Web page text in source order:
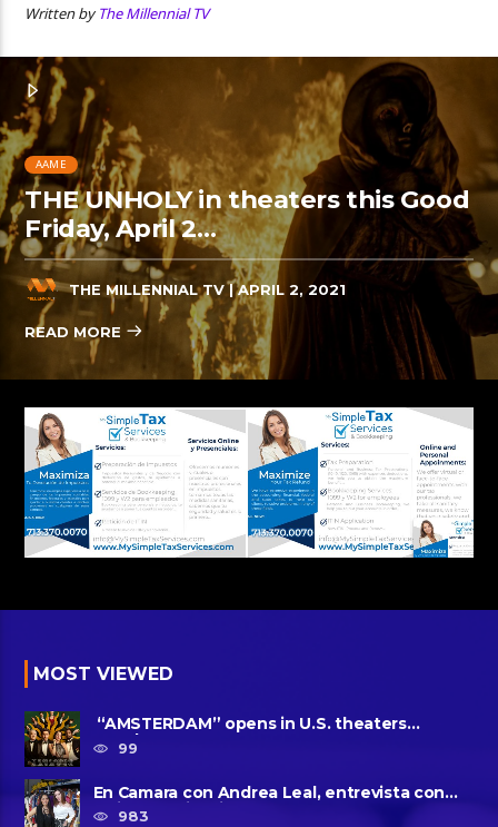
Written byThe Millennial TV
AAME
THE UNHOLY in theaters this Good
Friday, April 2…
THE MILLENNIAL TV| APRIL 2, 2021
READ MORE
MOST VIEWED
“AMSTERDAM” opens in U.S. theaters
October 7, 2022
99
En Camara con Andrea Leal, entrevista con
Majo Cornejo, Cirque Du ......
983